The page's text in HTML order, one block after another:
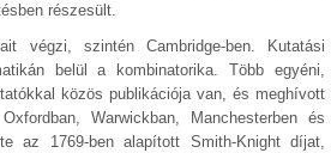
részesült.
végzi, szintén Cambridge-ben. Kutatási
belül a kombinatorika. Több egyéni,
közös publikációja van, és meghívott
Warwickban, Manchesterben és
az 1769-ben alapított Smith-Knight díjat,